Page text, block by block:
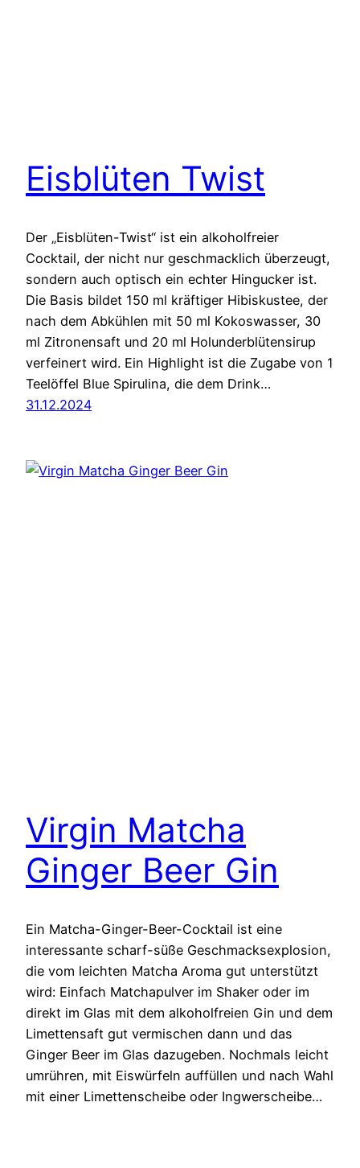
Eisblüten Twist
Der „Eisblüten-Twist“ ist ein alkoholfreier
Cocktail, der nicht nur geschmacklich überzeugt,
sondern auch optisch ein echter Hingucker ist.
Die Basis bildet 150 ml kräftiger Hibiskustee, der
nach dem Abkühlen mit 50 ml Kokoswasser, 30
ml Zitronensaft und 20 ml Holunderblütensirup
verfeinert wird. Ein Highlight ist die Zugabe von 1
Teelöffel Blue Spirulina, die dem Drink…
31.12.2024
Virgin Matcha
Ginger Beer Gin
Ein Matcha-Ginger-Beer-Cocktail ist eine
interessante scharf-süße Geschmacksexplosion,
die vom leichten Matcha Aroma gut unterstützt
wird: Einfach Matchapulver im Shaker oder im
direkt im Glas mit dem alkoholfreien Gin und dem
Limettensaft gut vermischen dann und das
Ginger Beer im Glas dazugeben. Nochmals leicht
umrühren, mit Eiswürfeln auffüllen und nach Wahl
mit einer Limettenscheibe oder Ingwerscheibe…